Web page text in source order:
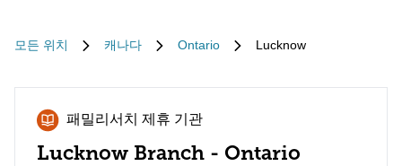
모든 위치 캐나다 Ontario Lucknow
패밀리서치 제휴 기관
Lucknow Branch - Ontario